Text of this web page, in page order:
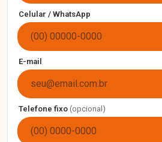
Celular / WhatsApp
E-mail
Telefone fixo (opcional)